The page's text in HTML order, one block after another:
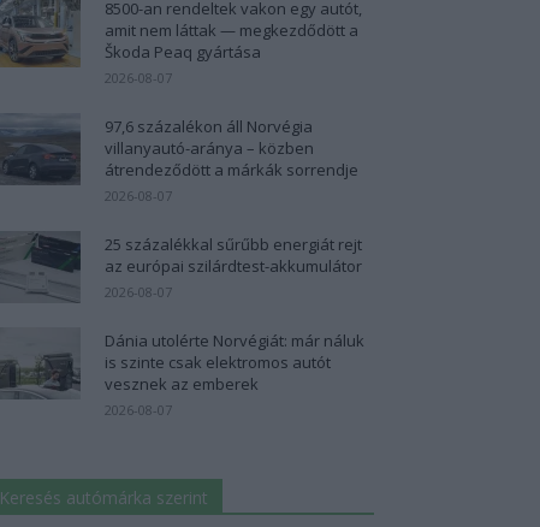
8500-an rendeltek vakon egy autót,
amit nem láttak — megkezdődött a
Škoda Peaq gyártása
2026-08-07
97,6 százalékon áll Norvégia
villanyautó-aránya – közben
átrendeződött a márkák sorrendje
2026-08-07
25 százalékkal sűrűbb energiát rejt
az európai szilárdtest-akkumulátor
2026-08-07
Dánia utolérte Norvégiát: már náluk
is szinte csak elektromos autót
vesznek az emberek
2026-08-07
Keresés autómárka szerint